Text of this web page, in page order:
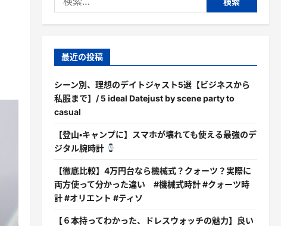
索:
最近の投稿
シーン別、理想のデイトジャスト5選【ビジネスから
私服まで】/ 5 ideal Datejust by scene party to
casual
【登山・キャンプに】スマホが壊れても使える最強のデ
ジタル腕時計
【徹底比較】4万円台なら機械式？クォーツ？実際に
両方使って分かった違い #機械式時計 #クォーツ時
計 #オリエント #ティソ
【６本持ってわかった、ドレスウォッチの魅力】良い